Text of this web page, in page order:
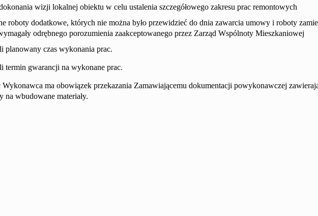
wizji lokalnej obiektu w celu ustalenia szczegółowego zakresu prac remontowych
roboty dodatkowe, których nie można było przewidzieć do dnia zawarcia umowy i roboty
odrębnego porozumienia zaakceptowanego przez Zarząd Wspólnoty Mieszkaniowej
planowany czas wykonania prac.
termin gwarancji na wykonane prac.
ma obowiązek przekazania Zamawiającemu dokumentacji powykonawczej
na wbudowane materiały.